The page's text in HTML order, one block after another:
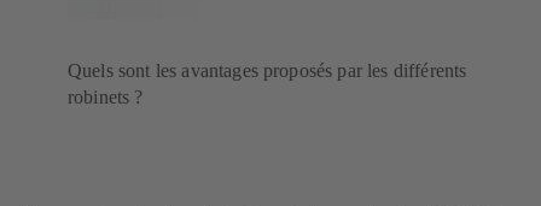
Quels sont les avantages proposés par les différents
robinets ?